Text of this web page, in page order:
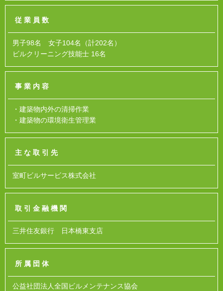
従業員数
男子98名 女子104名（計202名）
ビルクリーニング技能士 16名
事業内容
・建築物内外の清掃作業
・建築物の環境衛生管理業
主な取引先
室町ビルサービス株式会社
取引金融機関
三井住友銀行 日本橋東支店
所属団体
公益社団法人全国ビルメンテナンス協会